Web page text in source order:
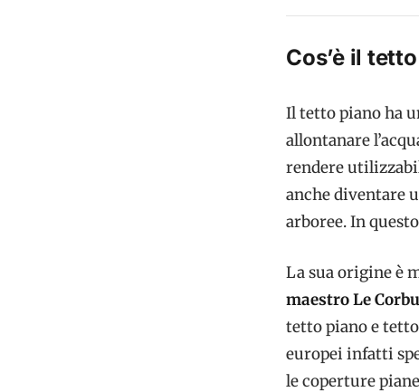
Cos’è il
Iltetto pianoha
allontanare
rendere
anche diventare
arboree. In
La sua origine è
maestro Le
tetto piano e
europei infatti
le coperture